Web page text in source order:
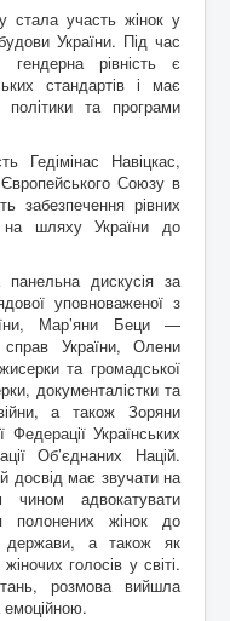
участь жінок у
України. Під час
рівність є
стандартів і має
та програми
Навіцкас,
Союзу в
забезпечення рівних
шляху України до
дискусія за
уповноваженої з
Мар’яни Беци —
справ України, Олени
та громадської
документалістки та
війни, а також Зоряни
Українських
Об’єднаних Націй.
досвід має звучати на
чином адвокатувати
полонених жінок до
держави, а також як
голосів у світі.
розмова вийшла